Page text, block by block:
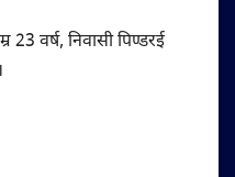
23 वर्ष, निवासी पिण्डरई